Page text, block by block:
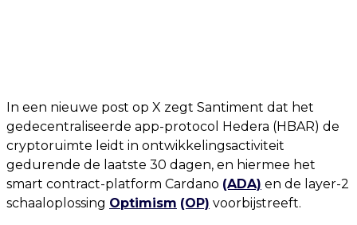
In een nieuwe post op X zegt Santiment dat het
gedecentraliseerde app-protocol Hedera (HBAR) de
cryptoruimte leidt in ontwikkelingsactiviteit
gedurende de laatste 30 dagen, en hiermee het
smart contract-platform Cardano (ADA) en de layer-2
schaaloplossing Optimism (OP) voorbijstreeft.